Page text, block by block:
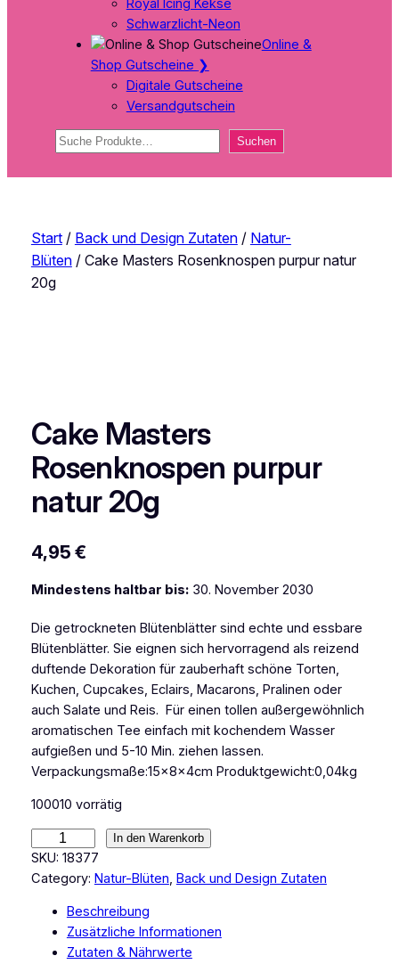
Schwarzlicht-Neon
Online &
Shop Gutscheine ❯
Digitale Gutscheine
Versandgutschein
Suchen Suchen
Start/ Back und Design Zutaten/ Natur-
Blüten/ Cake Masters Rosenknospen purpur natur
20g
Cake Masters
Rosenknospen purpur
natur 20g
4,95 €
Mindestens haltbar bis:30. November 2030
Die getrockneten Blütenblätter sind echte und essbare
Blütenblätter. Sie eignen sich hervorragend als reizend
duftende Dekoration für zauberhaft schöne Torten,
Kuchen, Cupcakes, Eclairs, Macarons, Pralinen oder
auch Salate und Reis. Für einen tollen außergewöhnlich
aromatischen Tee einfach mit kochendem Wasser
aufgießen und 5-10 Min. ziehen lassen.
Verpackungsmaße:15x8x4cm Produktgewicht:0,04kg
100010 vorrätig
a
k
In den Warenkorb
SKU: 18377
Category: Natur-Blüten, Back und Design Zutaten
Beschreibung
Zusätzliche Informationen
Zutaten & Nährwerte